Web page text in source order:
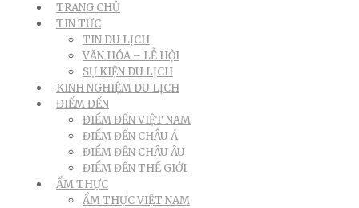
TRANG CHỦ
TIN TỨC
TIN DU LỊCH
VĂN HÓA – LỄ HỘI
SỰ KIỆN DU LỊCH
KINH NGHIỆM DU LỊCH
ĐIỂM ĐẾN
ĐIỂM ĐẾN VIỆT NAM
ĐIỂM ĐẾN CHÂU Á
ĐIỂM ĐẾN CHÂU ÂU
ĐIỂM ĐẾN THẾ GIỚI
ẨM THỰC
ẨM THỰC VIỆT NAM